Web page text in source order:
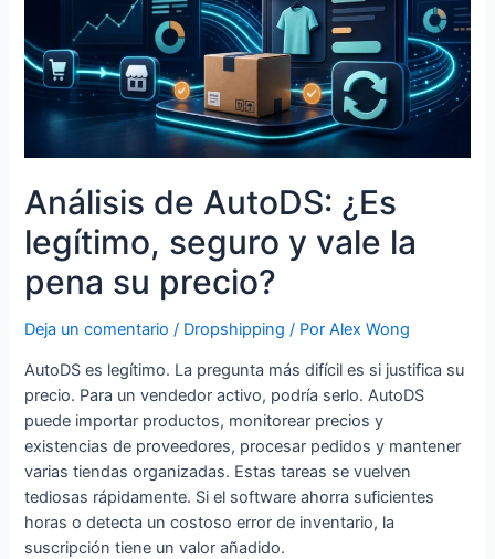
Análisis de AutoDS: ¿Es
legítimo, seguro y vale la
pena su precio?
Deja un comentario / Dropshipping / PorAlex Wong
AutoDS es legítimo. La pregunta más difícil es si justifica su
precio. Para un vendedor activo, podría serlo. AutoDS
puede importar productos, monitorear precios y
existencias de proveedores, procesar pedidos y mantener
varias tiendas organizadas. Estas tareas se vuelven
tediosas rápidamente. Si el software ahorra suficientes
horas o detecta un costoso error de inventario, la
suscripción tiene un valor añadido.